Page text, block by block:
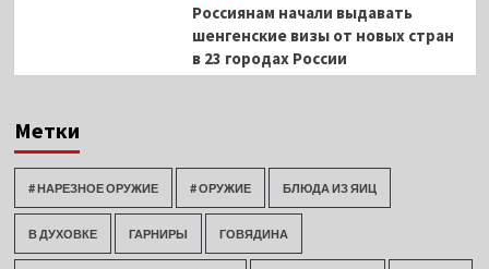
Россиянам начали выдавать
шенгенские визы от новых стран
в 23 городах России
Метки
# НАРЕЗНОЕ ОРУЖИЕ # ОРУЖИЕ БЛЮДА ИЗ ЯИЦ
В ДУХОВКЕ ГАРНИРЫ ГОВЯДИНА